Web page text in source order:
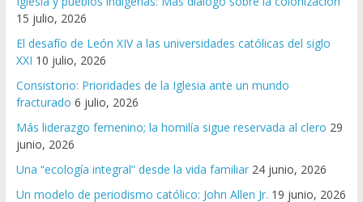
15 julio, 2026
El desafío de León XIV a las universidades católicas del siglo
XXI 10 julio, 2026
Consistorio: Prioridades de la Iglesia ante un mundo
fracturado 6 julio, 2026
Más liderazgo femenino; la homilía sigue reservada al clero 29
junio, 2026
Una “ecología integral” desde la vida familiar 24 junio, 2026
Un modelo de periodismo católico: John Allen Jr. 19 junio, 2026